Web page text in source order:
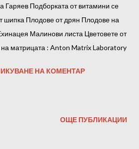
Гаряев Подборката от витамини се
шипка Плодове от дрян Плодове на
Малинови листа Цветовете от
на матрицата : Anton Matrix Laboratory
НА КОМЕНТАР
ОЩЕ ПУБЛИКАЦИИ